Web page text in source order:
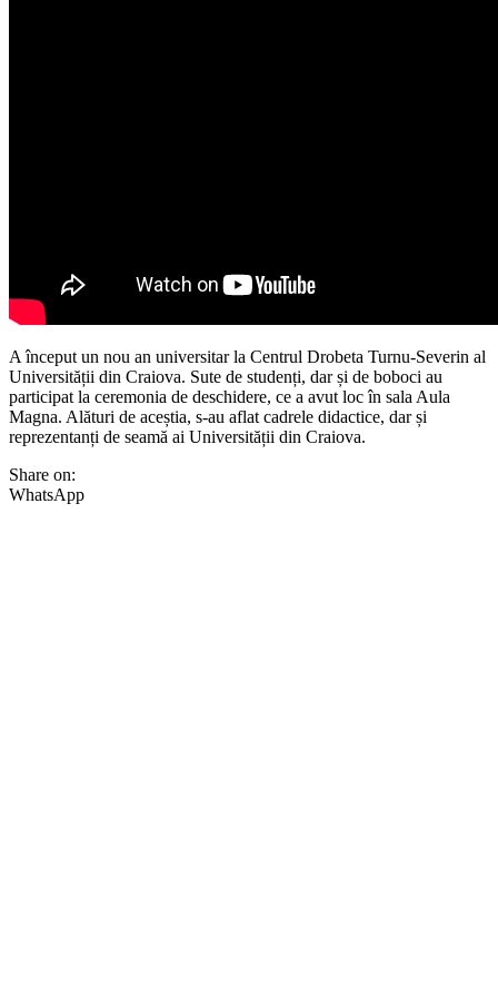
A început un nou an universitar la Centrul Drobeta Turnu-Severin al
Universității din Craiova. Sute de studenți, dar și de boboci au
participat la ceremonia de deschidere, ce a avut loc în sala Aula
Magna. Alături de aceștia, s-au aflat cadrele didactice, dar și
reprezentanți de seamă ai Universității din Craiova.
Share on:
WhatsApp